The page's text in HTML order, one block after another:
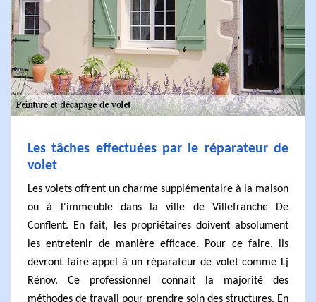
Les tâches effectuées par le réparateur de
volet
Les volets offrent un charme supplémentaire à la maison
ou à l'immeuble dans la ville de Villefranche De
Conflent. En fait, les propriétaires doivent absolument
les entretenir de manière efficace. Pour ce faire, ils
devront faire appel à un réparateur de volet comme Lj
Rénov. Ce professionnel connait la majorité des
méthodes de travail pour prendre soin des structures. En